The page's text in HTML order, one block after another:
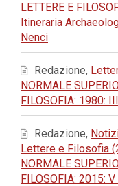
LETTERE E
Itineraria
Nenci
Redazione,
NORMALE
FILOSOFIA: 1980:
Redazione,
Lettere e Filosofia
NORMALE
FILOSOFIA: 2015: